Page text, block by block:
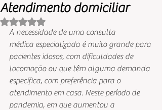
Atendimento domiciliar
Avaliado com NaN de 5 estrelas.
A necessidade de uma consulta
médica especializada é muito grande para
pacientes idosos, com dificuldades de
locomoção ou que têm alguma demanda
específica, com preferência para o
atendimento em casa. Neste período de
pandemia, em que aumentou a